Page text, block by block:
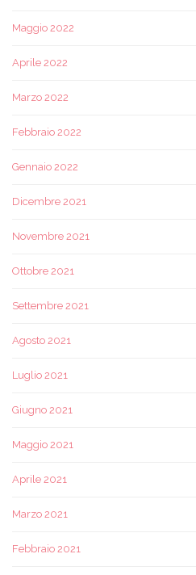
Maggio 2022
Aprile 2022
Marzo 2022
Febbraio 2022
Gennaio 2022
Dicembre 2021
Novembre 2021
Ottobre 2021
Settembre 2021
Agosto 2021
Luglio 2021
Giugno 2021
Maggio 2021
Aprile 2021
Marzo 2021
Febbraio 2021